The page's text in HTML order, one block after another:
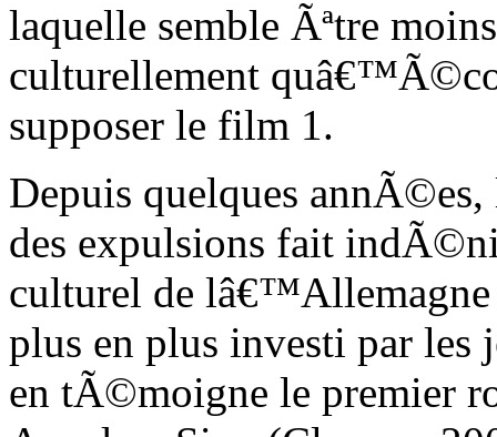
laquelle semble Ãªtre
culturellement
supposer le film 1.
Depuis quelques
des expulsions fait
culturel de lâ€™Allemagne
plus en plus investi par
en tÃ©moigne le premier